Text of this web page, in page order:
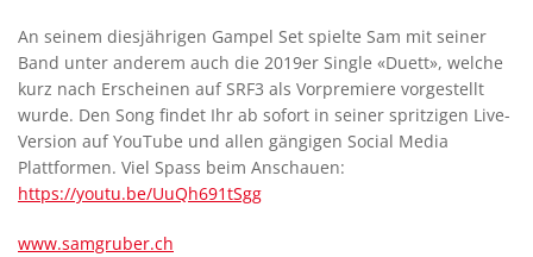
An seinem diesjährigen Gampel Set spielte Sam mit seiner
Band unter anderem auch die 2019er Single «Duett», welche
kurz nach Erscheinen auf SRF3 als Vorpremiere vorgestellt
wurde. Den Song findet Ihr ab sofort in seiner spritzigen Live-
Version auf YouTube und allen gängigen Social Media
Plattformen. Viel Spass beim Anschauen:
https://youtu.be/UuQh691tSgg
www.samgruber.ch